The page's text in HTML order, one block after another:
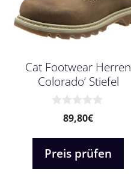
Cat Footwear Herren
Colorado‘ Stiefel
5
89,80€
Preis prüfen